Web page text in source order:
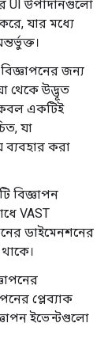
UI উপাদানগুলো
যার মধ্যে
জন্য
থেকে উদ্ভূত
একটিই
যা
ব্যবহার করা
বিজ্ঞাপন
VAST
ডাইমেনশনের
প্লেব্যাক
ইভেন্টগুলো